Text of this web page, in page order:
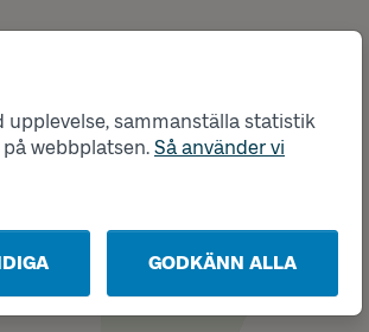
upplevelse, sammanställa statistik
webbplatsen. Så använder vi
GODKÄNN ALLA